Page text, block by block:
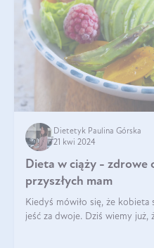
Dietetyk Paulina Górska
21 kwi 2024
Dieta w ciąży - zdrowe
przyszłych mam
Kiedyś mówiło się, że kobieta
jeść za dwoje. Dziś wiemy